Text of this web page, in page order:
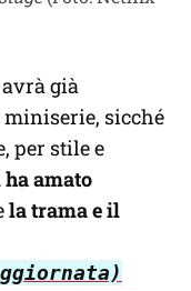
già
sicché
per stile e
amato
la trama e il